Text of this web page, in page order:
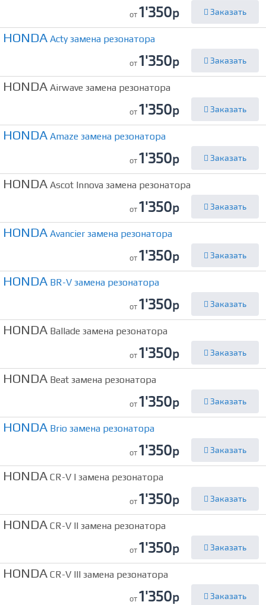
от1'350р Заказать
HONDA Acty замена резонатора
от1'350р Заказать
HONDA Airwave замена резонатора
от1'350р Заказать
HONDA Amaze замена резонатора
от1'350р Заказать
HONDA Ascot Innova замена резонатора
от1'350р Заказать
HONDA Avancier замена резонатора
от1'350р Заказать
HONDA BR-V замена резонатора
от1'350р Заказать
HONDA Ballade замена резонатора
от1'350р Заказать
HONDA Beat замена резонатора
от1'350р Заказать
HONDA Brio замена резонатора
от1'350р Заказать
HONDA CR-V I замена резонатора
от1'350р Заказать
HONDA CR-V II замена резонатора
от1'350р Заказать
HONDA CR-V III замена резонатора
от1'350р Заказать